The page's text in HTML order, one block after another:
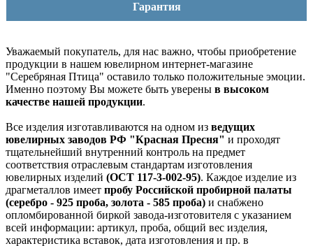
Гарантия
Уважаемый покупатель, для нас важно, чтобы приобретение
продукции в нашем ювелирном интернет-магазине
"Серебряная Птица" оставило только положительные эмоции.
Именно поэтому Вы можете быть уверены в высоком
качестве нашей продукции.
Все изделия изготавливаются на одном из ведущих
ювелирных заводов РФ "Красная Пресня" и проходят
тщательнейший внутренний контроль на предмет
соответствия отраслевым стандартам изготовления
ювелирных изделий (ОСТ 117-3-002-95). Каждое изделие из
драгметаллов имеет пробу Российской пробирной палаты
(серебро - 925 проба, золота - 585 проба) и снабжено
опломбированной биркой завода-изготовителя с указанием
всей информации: артикул, проба, общий вес изделия,
характеристика вставок, дата изготовления и пр. в